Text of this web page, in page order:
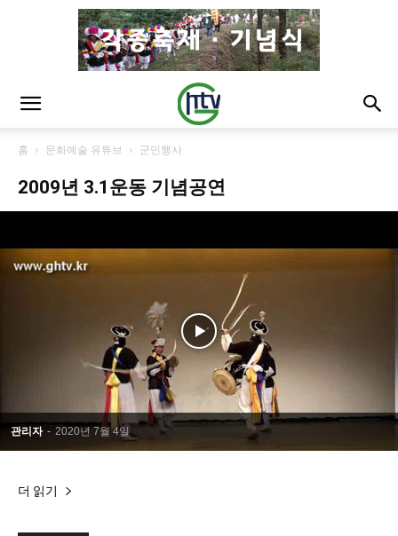
홈 문화예술 유튜브 군민행사
2009년 3.1운동 기념공연
관리자 - 2020년 7월 4일
더 읽기